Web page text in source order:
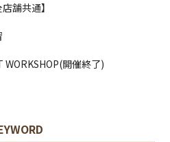
舗共通】
WORKSHOP(開催終了)